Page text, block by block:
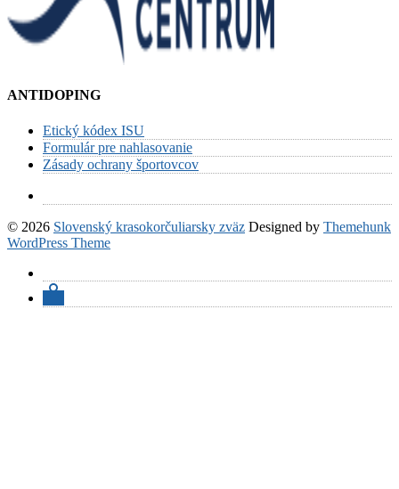
ANTIDOPING
Etický kódex ISU
Formulár pre nahlasovanie
Zásady ochrany športovcov
© 2026 Slovenský krasokorčuliarsky zväz Designed by Themehunk
WordPress Theme